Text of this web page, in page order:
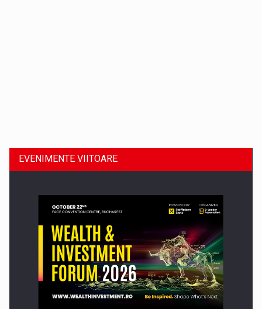
Comunicat de presa: Joburile part-time reincep sa intre pe…
EVENIMENTE VIITOARE